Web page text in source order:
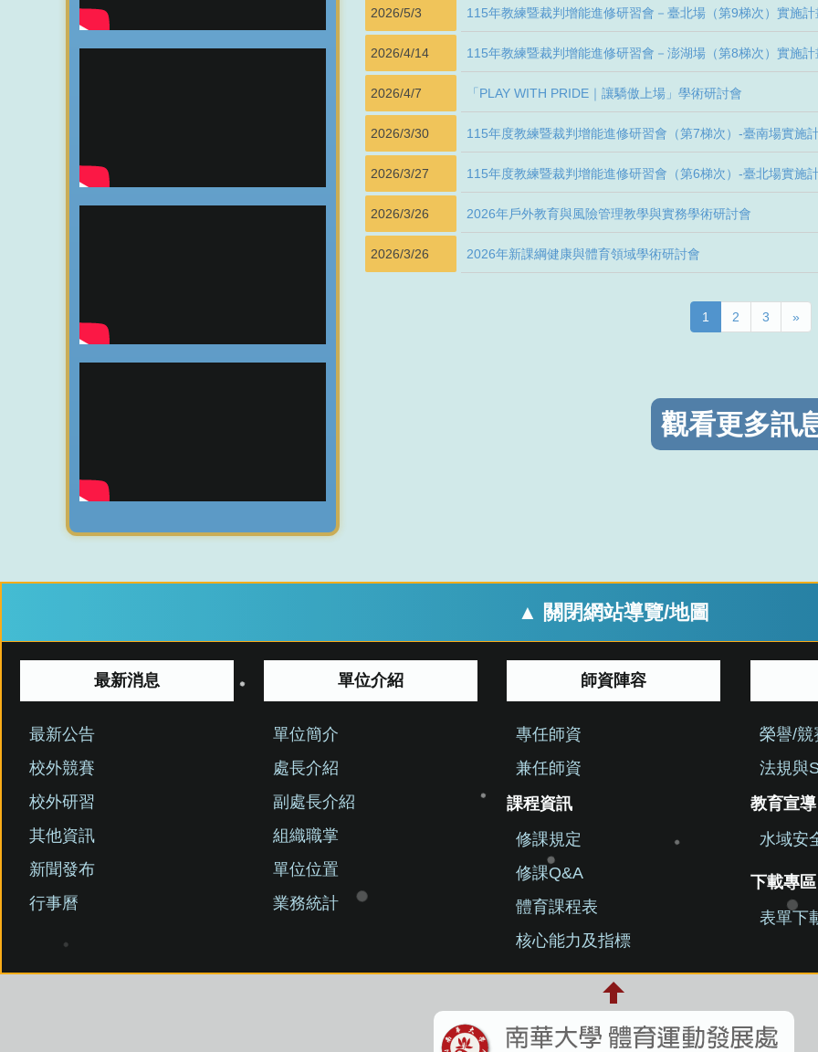
2026/5/3 115年教練暨裁判增能進修研習會－臺北場（第9梯次）實施計
2026/4/14 115年教練暨裁判增能進修研習會－澎湖場（第8梯次）實施計
2026/4/7 「PLAY WITH PRIDE｜讓驕傲上場」學術研討會
2026/3/30 115年度教練暨裁判增能進修研習會（第7梯次）-臺南場實施
2026/3/27 115年度教練暨裁判增能進修研習會（第6梯次）-臺北場實施
2026/3/26 2026年戶外教育與風險管理教學與實務學術研討會
2026/3/26 2026年新課綱健康與體育領域學術研討會
1 2 3 »
觀看更多訊
▲ 關閉網站導覽/地圖
最新消息
最新公告
校外競賽
校外研習
其他資訊
新聞發布
行事曆
單位介紹
單位簡介
處長介紹
副處長介紹
組織職掌
單位位置
業務統計
師資陣容
專任師資
兼任師資
課程資訊
修課規定
修課Q&A
體育課程表
核心能力及指標
榮譽/競
法規與
教育宣導
水域安
下載專區
表單下